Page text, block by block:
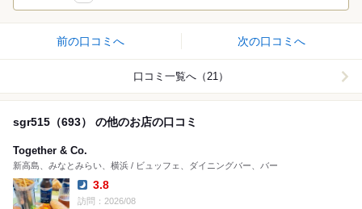
前の口コミへ 次の口コミへ
口コミ一覧へ（21）
sgr515（693） の他のお店の口コミ
Together & Co.
新高島、みなとみらい、横浜 / ビュッフェ、ダイニングバー、バー
Dinner:
3.8
訪問：2026/08